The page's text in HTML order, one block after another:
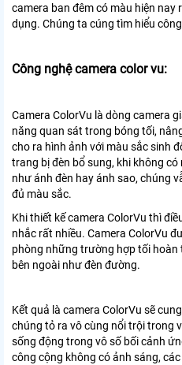
camera ban đêm có màu hiện
dụng. Chúng ta cúng tìm hiểu
Công nghệ camera color vu:
Camera ColorVu là dòng camera
năng quan sát trong bóng tối,
cho ra hình ảnh với màu sắc sinh
trang bị đèn bổ sung, khi không
như ánh đèn hay ánh sao, chúng
đủ màu sắc.
Khi thiết kế camera ColorVu thì
nhắc rất nhiều. Camera ColorVu
phòng những trường hợp tối hoàn
bên ngoài như đèn đường.
Kết quả là camera ColorVu sẽ
chúng tỏ ra vô cùng nổi trội trong
sống động trong vô số bối cảnh
công cộng không có ảnh sáng,